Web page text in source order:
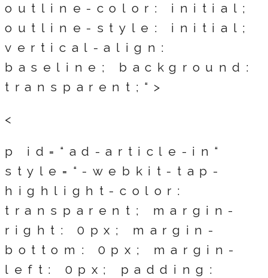
outline-color: initial;
outline-style: initial;
vertical-align:
baseline; background:
transparent;“>
<
p id=“ad-article-in“
style=“-webkit-tap-
highlight-color:
transparent; margin-
right: 0px; margin-
bottom: 0px; margin-
left: 0px; padding: